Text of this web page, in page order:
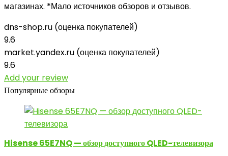
магазинах. *Мало источников обзоров и отзывов.
dns-shop.ru (оценка покупателей)
9.6
market.yandex.ru (оценка покупателей)
9.6
Add your review
Популярные обзоры
Hisense 65E7NQ — обзор доступного QLED-телевизора